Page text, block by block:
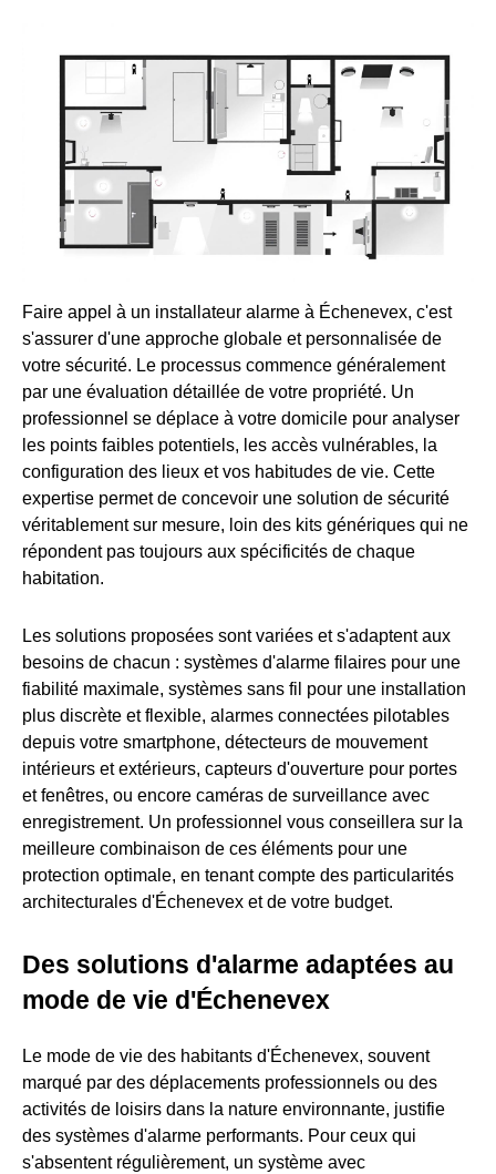
Faire appel à un installateur alarme à Échenevex, c'est
s'assurer d'une approche globale et personnalisée de
votre sécurité. Le processus commence généralement
par une évaluation détaillée de votre propriété. Un
professionnel se déplace à votre domicile pour analyser
les points faibles potentiels, les accès vulnérables, la
configuration des lieux et vos habitudes de vie. Cette
expertise permet de concevoir une solution de sécurité
véritablement sur mesure, loin des kits génériques qui ne
répondent pas toujours aux spécificités de chaque
habitation.
Les solutions proposées sont variées et s'adaptent aux
besoins de chacun : systèmes d'alarme filaires pour une
fiabilité maximale, systèmes sans fil pour une installation
plus discrète et flexible, alarmes connectées pilotables
depuis votre smartphone, détecteurs de mouvement
intérieurs et extérieurs, capteurs d'ouverture pour portes
et fenêtres, ou encore caméras de surveillance avec
enregistrement. Un professionnel vous conseillera sur la
meilleure combinaison de ces éléments pour une
protection optimale, en tenant compte des particularités
architecturales d'Échenevex et de votre budget.
Des solutions d'alarme adaptées au
mode de vie d'Échenevex
Le mode de vie des habitants d'Échenevex, souvent
marqué par des déplacements professionnels ou des
activités de loisirs dans la nature environnante, justifie
des systèmes d'alarme performants. Pour ceux qui
s'absentent régulièrement, un système avec